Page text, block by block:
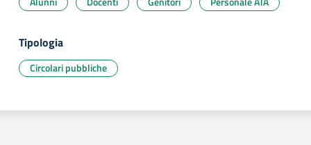
Tipologia
Circolari pubbliche